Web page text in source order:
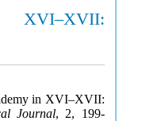
XVI–XVII:
in XVI–XVII:
Journal, 2, 199-